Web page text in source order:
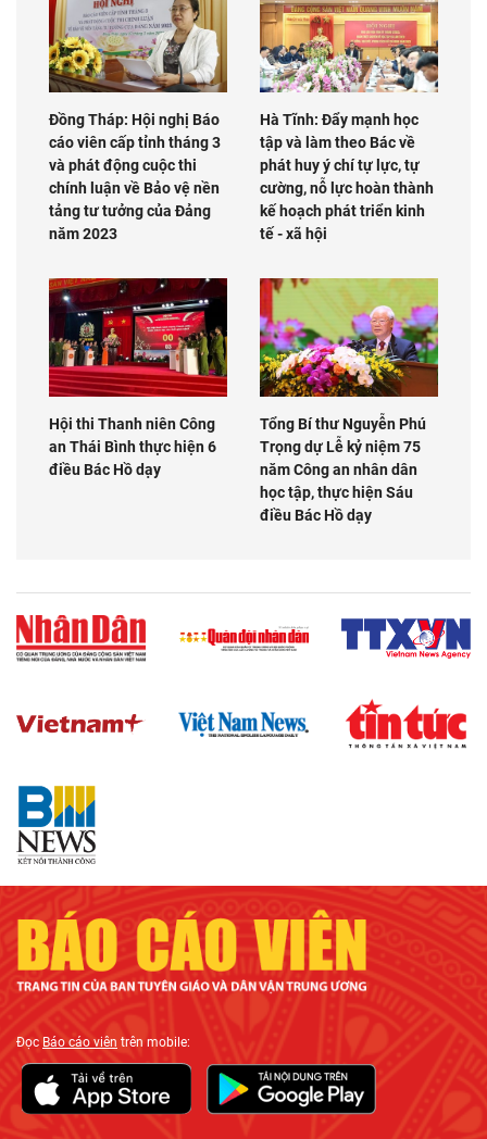
Đồng Tháp: Hội nghị Báo
cáo viên cấp tỉnh tháng 3
và phát động cuộc thi
chính luận về Bảo vệ nền
tảng tư tưởng của Đảng
năm 2023
Hà Tĩnh: Đẩy mạnh học
tập và làm theo Bác về
phát huy ý chí tự lực, tự
cường, nỗ lực hoàn thành
kế hoạch phát triển kinh
tế - xã hội
Hội thi Thanh niên Công
an Thái Bình thực hiện 6
điều Bác Hồ dạy
Tổng Bí thư Nguyễn Phú
Trọng dự Lễ kỷ niệm 75
năm Công an nhân dân
học tập, thực hiện Sáu
điều Bác Hồ dạy
ĐọcBáo cáo viên trên mobile: